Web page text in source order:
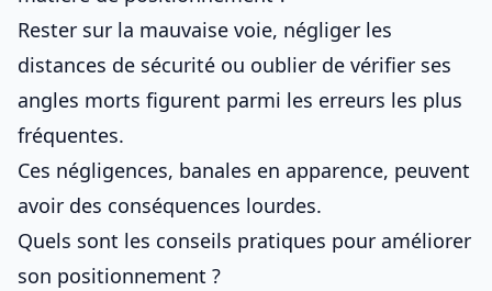
Rester sur la mauvaise voie, négliger les
distances de sécurité ou oublier de vérifier ses
angles morts figurent parmi les erreurs les plus
fréquentes.
Ces négligences, banales en apparence, peuvent
avoir des conséquences lourdes.
Quels sont les conseils pratiques pour améliorer
son positionnement ?